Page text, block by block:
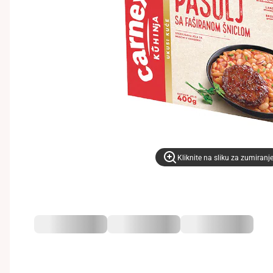
Kliknite na sliku za zumiranje